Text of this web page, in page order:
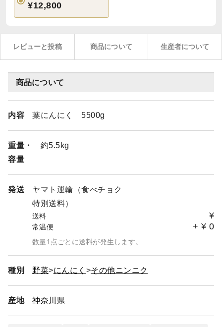
¥12,800
レビューと投稿 商品について 生産者について
商品について
内容 葉にんにく 5500g
重量・
容量
約5.5kg
発送
ヤマト運輸（食べチョク
特別送料）
送料 ¥
常温便 + ¥ 0
数量1点ごとに送料が発生します。
種別 野菜 にんにく その他ニンニク
産地 神奈川県